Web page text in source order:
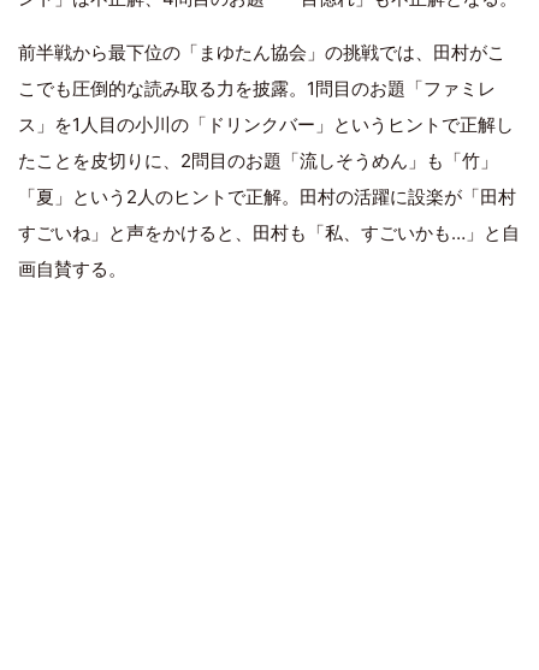
前半戦から最下位の「まゆたん協会」の挑戦では、田村がこ
こでも圧倒的な読み取る力を披露。1問目のお題「ファミレ
ス」を1人目の小川の「ドリンクバー」というヒントで正解し
たことを皮切りに、2問目のお題「流しそうめん」も「竹」
「夏」という2人のヒントで正解。田村の活躍に設楽が「田村
すごいね」と声をかけると、田村も「私、すごいかも…」と自
画自賛する。